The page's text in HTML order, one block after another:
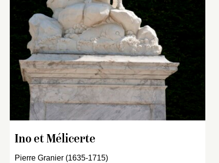
Ino et Mélicerte
Pierre Granier (1635-1715)